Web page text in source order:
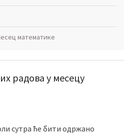
математике
радова у месецу
сутра ће бити одржано